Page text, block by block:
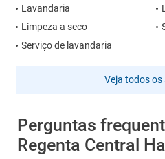
Lavandaria
Limpeza a seco
Serviço de lavandaria
Veja todos os
Perguntas
Regenta Central